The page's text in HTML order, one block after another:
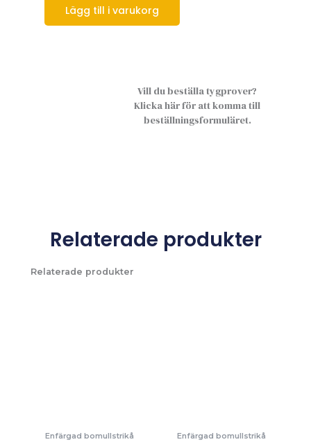
Lägg till i varukorg
Vill du beställa tygprover?
Klicka här för att komma till
beställningsformuläret.
Relaterade produkter
Relaterade produkter
Enfärgad bomullstrikå Enfärgad bomullstrikå